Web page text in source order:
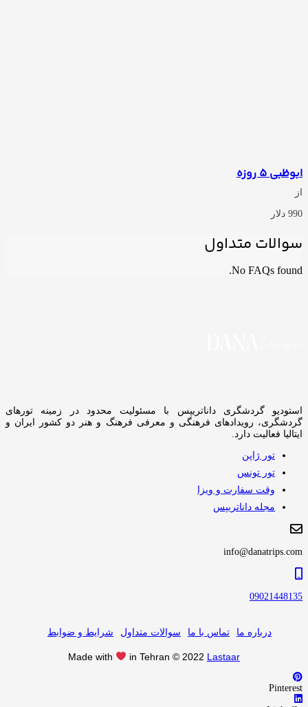
ابوظبی 5 روزه
از
990 دلار
سوالات متداول
No FAQs found.
استودیو گردشگری داناتریپس با مسئولیت محدود در زمینه تورهای
گردشگری، رویدادهای فرهنگی و معرفی فرهنگ و هنر دو کشور ایران و
ایتالیا فعالیت دارد.
تور ژاپن
تور تونس
وقت سفارت و ویزا
مجله داناتریپس
info@danatrips.com
09021448135
درباره ما تماس با ما سوالات متداول شرایط و ضوابط
Made with in Tehran © 2022 Lastaar
Pinterest